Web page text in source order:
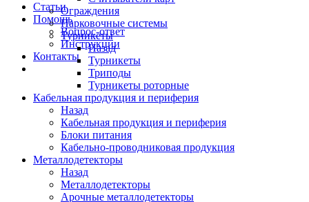
Статьи
Помощь
Вопрос-ответ
Инструкции
Контакты
Ограждения
Парковочные системы
Турникеты
Назад
Турникеты
Триподы
Турникеты роторные
Кабельная продукция и периферия
Назад
Кабельная продукция и периферия
Блоки питания
Кабельно-проводниковая продукция
Металлодетекторы
Назад
Металлодетекторы
Арочные металлодетекторы